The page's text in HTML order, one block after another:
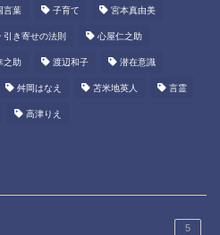
言葉 子育て 宮本真由美
引き寄せの法則 心屋仁之助
之助 渡辺和子 潜在意識
舛岡はなえ 苫米地英人 言霊
高津りえ
5